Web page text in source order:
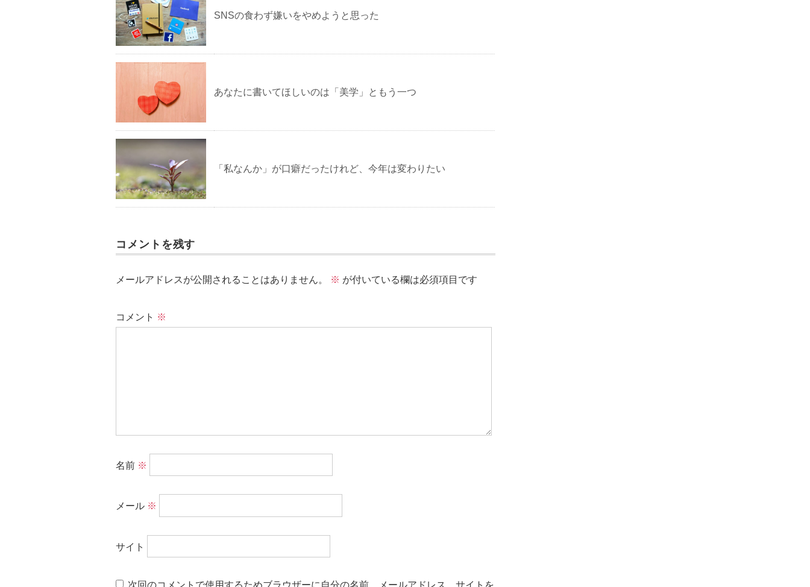
SNSの食わず嫌いをやめようと思った
あなたに書いてほしいのは「美学」ともう一つ
「私なんか」が口癖だったけれど、今年は変わりたい
コメントを残す
メールアドレスが公開されることはありません。 ※ が付いている欄は必須項目です
コメント ※
名前 ※
メール ※
サイト